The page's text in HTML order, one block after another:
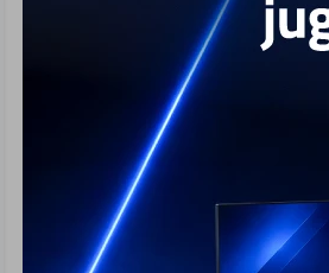
USD
ENVÍO A TODO EL PAÍS